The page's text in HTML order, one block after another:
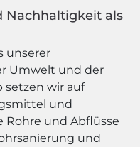
Nachhaltigkeit als
unserer
Umwelt und der
setzen wir auf
und
Rohre und Abflüsse
und